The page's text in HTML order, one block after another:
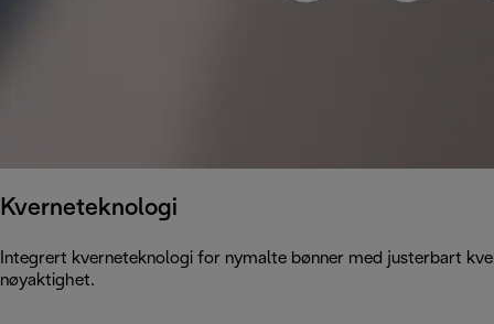
Kverneteknologi
Integrert kverneteknologi for nymalte bønner med justerbart
nøyaktighet.